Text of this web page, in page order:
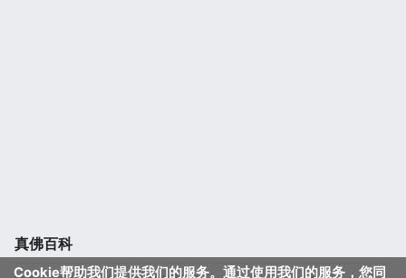
Cookie帮助我们提供我们的服务。通过使用我们的服务，您同
真佛百科